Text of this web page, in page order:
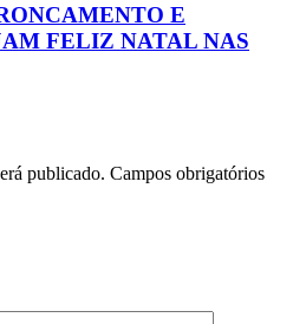
E
FELIZ NATAL NAS
publicado. Campos obrigatórios